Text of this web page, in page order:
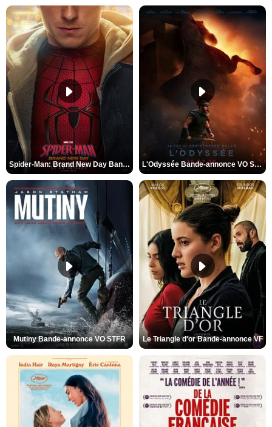
Spider-Man: Brand New Day Bande-annonce VO STFR L'Odyssée Bande-annonce VO STFR
Mutiny Bande-annonce VO STFR Le Triangle d'or Bande-annonce VF